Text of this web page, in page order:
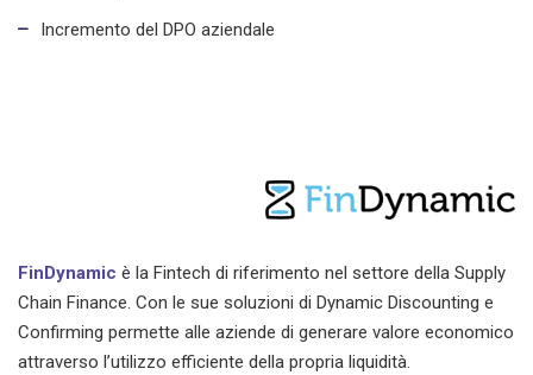
Incremento del DPO aziendale
FinDynamic è la Fintech di riferimento nel settore della Supply
Chain Finance. Con le sue soluzioni di Dynamic Discounting e
Confirming permette alle aziende di generare valore economico
attraverso l’utilizzo efficiente della propria liquidità.